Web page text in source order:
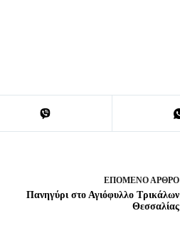
ΕΠΌΜΕΝΟ ΆΡΘΡΟ
Πανηγύρι στο Αγιόφυλλο Τρικάλων
Θεσσαλίας